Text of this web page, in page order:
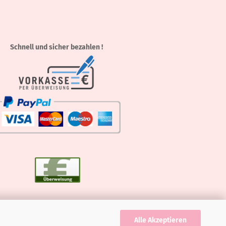
Alle Akzeptieren
Schnell und sicher bezahlen !